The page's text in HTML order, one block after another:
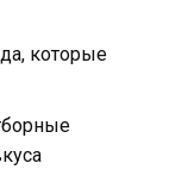
которые